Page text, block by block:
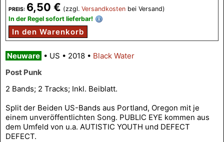
PREIS: 6,50 € (zzgl. Versandkosten bei Versand)
In der Regel sofort lieferbar!
In den Warenkorb
Neuware • US • 2018 • Black Water
Post Punk
2 Bands; 2 Tracks; Inkl. Beiblatt.
Split der Beiden US-Bands aus Portland, Oregon mit je
einem unveröffentlichten Song. PUBLIC EYE kommen aus
dem Umfeld von u.a. AUTISTIC YOUTH und DEFECT
DEFECT.